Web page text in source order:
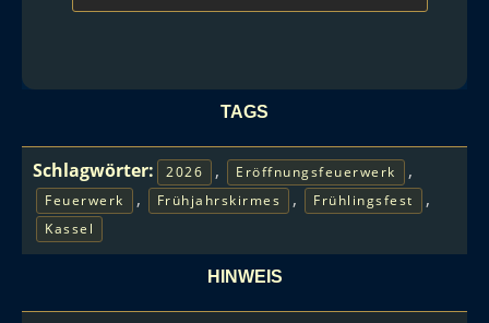
TAGS
Schlagwörter: 2026 , Eröffnungsfeuerwerk ,
Feuerwerk , Frühjahrskirmes , Frühlingsfest ,
Kassel
HINWEIS